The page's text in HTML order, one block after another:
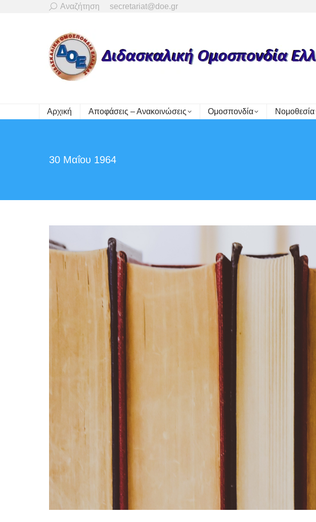
Search:
Αναζήτηση secretariat@doe.gr
Αρχική Αποφάσεις – Ανακοινώσεις Ομοσπονδία Νομοθεσία
30 Μαΐου 1964